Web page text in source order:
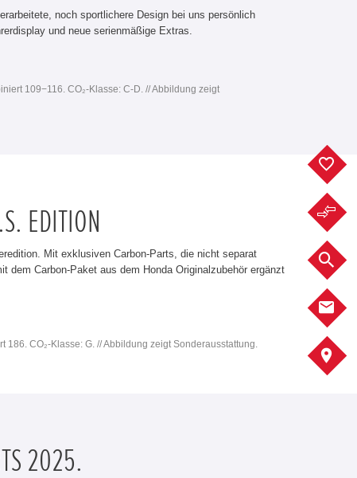
noch sportlichere Design bei uns persönlich
und neue serienmäßige Extras.
109−116. CO₂-Klasse: C-D. // Abbildung zeigt
EDITION
Mit exklusiven Carbon-Parts, die nicht separat
Carbon-Paket aus dem Honda Originalzubehör ergänzt
186. CO₂-Klasse: G. // Abbildung zeigt Sonderausstattung.
2025.